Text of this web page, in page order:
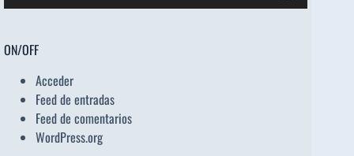
ON/OFF
Acceder
Feed de entradas
Feed de comentarios
WordPress.org